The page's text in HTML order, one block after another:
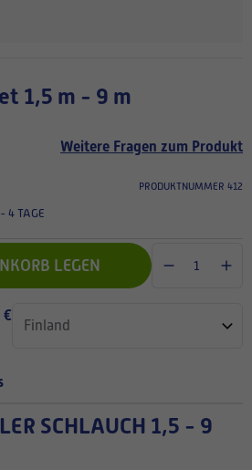
1,5 m - 9 m
Weitere Fragen zum Produkt
PRODUKTNUMMER 412
4 TAGE
LEGEN
€
SCHLAUCH 1,5 - 9